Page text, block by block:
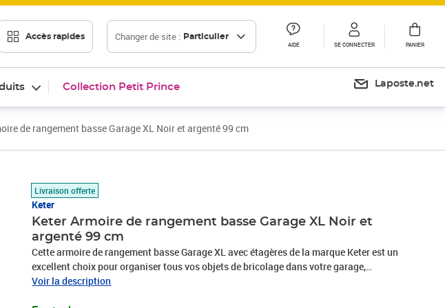
Accès rapides Changer de site : Particulier
AIDE SE CONNECTER PANIER
Collection Petit Prince Laposte.net
de rangement basse Garage XL Noir et argenté 99 cm
Livraison offerte
Keter
Keter Armoire de rangement basse Garage XL Noir et
argenté 99 cm
Cette armoire de rangement basse Garage XL avec étagères de la marque Keter est un
excellent choix pour organiser tous vos objets de bricolage dans votre garage,
débarras ou salle à outils. Elle fournit les fonctionnalités dont vous avez besoin dans
Voir la description
Prix 177,97€